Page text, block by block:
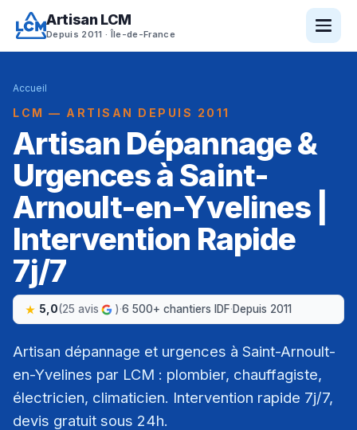
Artisan LCM
Depuis 2011 · Île-de-France
Accueil
LCM — ARTISAN DEPUIS 2011
Artisan Dépannage &
Urgences à Saint-
Arnoult-en-Yvelines |
Intervention Rapide
7j/7
5,0(25 avis )·6 500+ chantiers IDF·Depuis 2011
Artisan dépannage et urgences à Saint-Arnoult-
en-Yvelines par LCM : plombier, chauffagiste,
électricien, climaticien. Intervention rapide 7j/7,
devis gratuit sous 24h.